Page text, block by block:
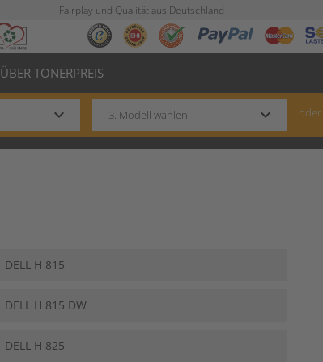
Fairplay und Qualität aus Deutschland
ÜBER TONERPREIS
keyboard_arrow_down keyboard_arrow_down oder
DELL H 815
DELL H 815 DW
DELL H 825